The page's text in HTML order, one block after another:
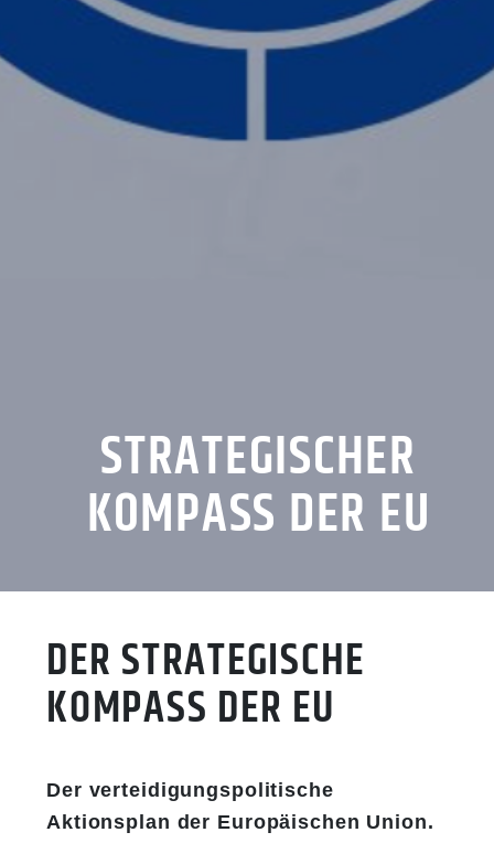
STRATEGISCHER
KOMPASS DER EU
DER STRATEGISCHE
KOMPASS DER EU
Der verteidigungspolitische
Aktionsplan der Europäischen Union.